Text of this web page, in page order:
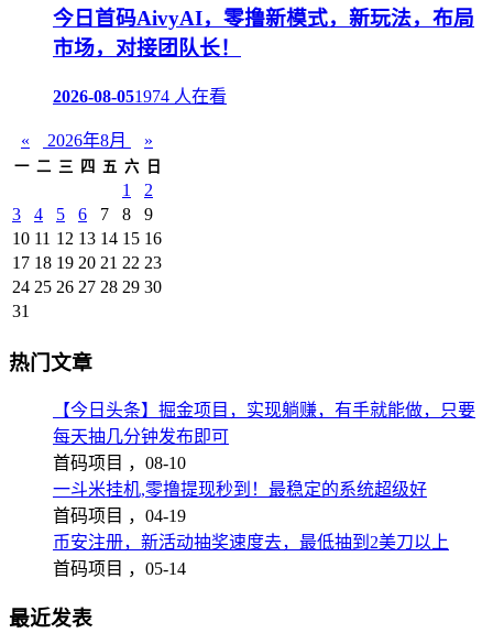
今日首码AivyAI，零撸新模式，新玩法，布局
市场，对接团队长！
2026-08-051974 人在看
« 2026年8月 »
一 二 三 四 五 六 日
1
2
3
4 5 6 7 8
9
10 11 12 13 14 15 16
17 18 19 20 21 22 23
24 25 26 27 28 29 30
31
热门文章
【今日头条】掘金项目，实现躺赚，有手就能做，只要
每天抽几分钟发布即可
首码项目 ， 08-10
一斗米挂机,零撸提现秒到！最稳定的系统超级好
首码项目 ， 04-19
币安注册，新活动抽奖速度去，最低抽到2美刀以上
首码项目 ， 05-14
最近发表